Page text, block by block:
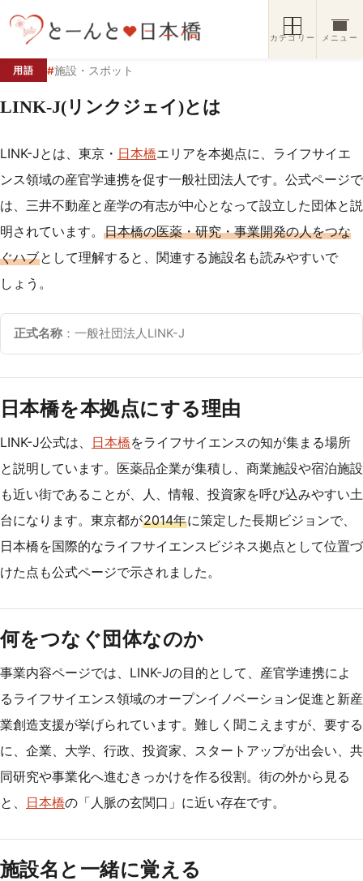
カテゴリー メニュー
用語 #施設・スポット
LINK-J(リンクジェイ)とは
LINK-Jとは、東京・ 日本橋エリアを本拠点に、ライフサイエ
ンス領域の産官学連携を促す一般社団法人です。公式ページで
は、三井不動産と産学の有志が中心となって設立した団体と説
明されています。 日本橋の医薬・研究・事業開発の人をつな
ぐハブとして理解すると、関連する施設名も読みやすいで
しょう。
正式名称 ：一般社団法人LINK-J
日本橋を本拠点にする理由
LINK-J公式は、 日本橋をライフサイエンスの知が集まる場所
と説明しています。医薬品企業が集積し、商業施設や宿泊施設
も近い街であることが、人、情報、投資家を呼び込みやすい土
台になります。東京都が2014年に策定した長期ビジョンで、
日本橋を国際的なライフサイエンスビジネス拠点として位置づ
けた点も公式ページで示されました。
何をつなぐ団体なのか
事業内容ページでは、LINK-Jの目的として、産官学連携によ
るライフサイエンス領域のオープンイノベーション促進と新産
業創造支援が挙げられています。難しく聞こえますが、要する
に、企業、大学、行政、投資家、スタートアップが出会い、共
同研究や事業化へ進むきっかけを作る役割。街の外から見る
と、 日本橋の「人脈の玄関口」に近い存在です。
施設名と一緒に覚える